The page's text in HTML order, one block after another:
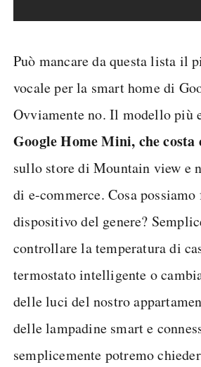
Può mancare da questa lista il
vocale per la smart home di
Ovviamente no. Il modello più
Google Home Mini, che costa
sullo store di Mountain view e
di e-commerce. Cosa
dispositivo del genere?
controllare la temperatura di
termostato intelligente o
delle luci del nostro
delle lampadine smart e
semplicemente potremo